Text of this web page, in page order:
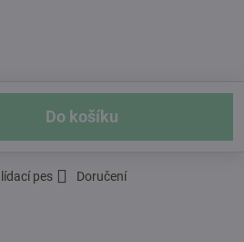
Do košíku
pes Doručení